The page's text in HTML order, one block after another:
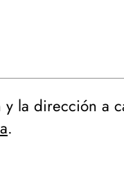
la dirección a
.